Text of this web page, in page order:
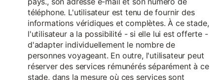
téléphone. L'utilisateur est tenu de fournir des
informations véridiques et complètes. À ce stade,
l'utilisateur a la possibilité - si elle lui est offerte -
d'adapter individuellement le nombre de
personnes voyageant. En outre, l'utilisateur peut
réserver des services rémunérés séparément à ce
stade, dans la mesure où ces services sont